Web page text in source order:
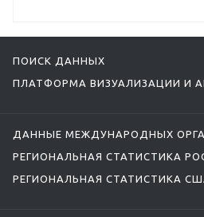
ПОИСК ДАННЫХ
ПЛАТФОРМА ВИЗУАЛИЗАЦИИ И
ДАННЫЕ МЕЖДУНАРОДНЫХ
РЕГИОНАЛЬНАЯ СТАТИСТИКА
РЕГИОНАЛЬНАЯ СТАТИСТИКА